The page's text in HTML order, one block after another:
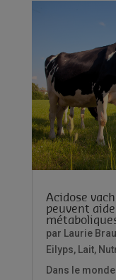
Acidose
peuvent
par Laurie
Eilyps, Lait,
Dans le